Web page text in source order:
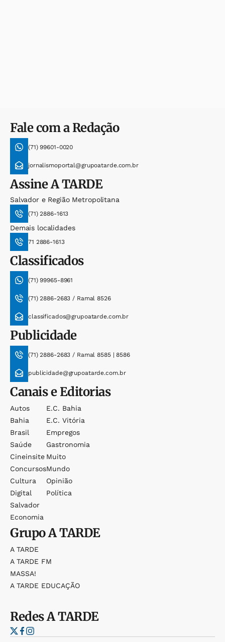
Fale com a Redação
(71) 99601-0020
jornalismoportal@grupoatarde.com.br
AssineA TARDE
Salvador e Região Metropolitana
(71) 2886-1613
Demais localidades
71 2886-1613
Classificados
(71) 99965-8961
(71) 2886-2683 / Ramal 8526
classificados@grupoatarde.com.br
Publicidade
(71) 2886-2683 / Ramal 8585 | 8586
publicidade@grupoatarde.com.br
Canais e Editorias
Autos
Bahia
Brasil
Saúde
Cineinsite
Concursos
Cultura
Digital
Salvador
Economia
E.c. Bahia
E.c. Vitória
Empregos
Gastronomia
Muito
Mundo
Opinião
Política
GrupoA TARDE
A TARDE
A TARDE FM
MASSA!
A TARDE EDUCAÇÃO
RedesA TARDE